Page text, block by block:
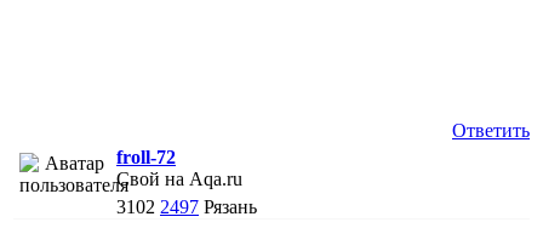
Ответить
froll-72
Свой на Aqa.ru
3102 2497 Рязань